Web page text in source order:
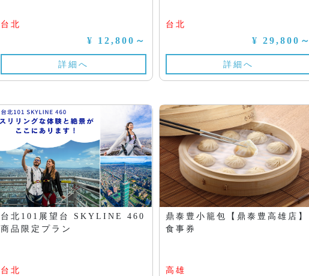
台北
¥ 12,800～
詳細へ
台北
¥ 29,800～
詳細へ
台北101展望台 SKYLINE 460
商品限定プラン
台北
鼎泰豊小籠包【鼎泰豊高雄店】
食事券
高雄